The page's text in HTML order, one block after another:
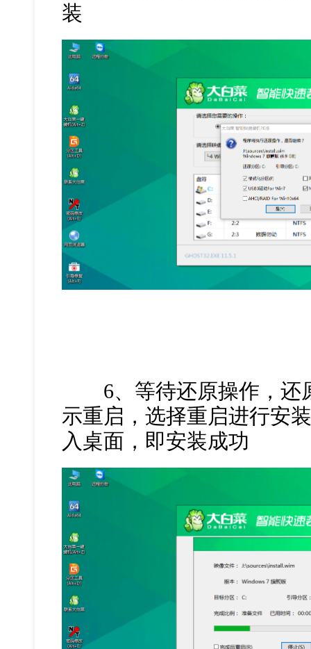
装
6、等待还原操作，还
示重启，选择重启进行安
入桌面，即安装成功